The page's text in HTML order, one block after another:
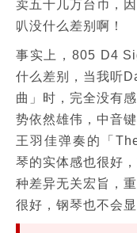
卖五十几万台币，
叭没什么差别啊！
事实上，805 D4
什么差别，当我听
曲」时，完全没有
势依然雄伟，中音
王羽佳弹奏的「
琴的实体感也很好
种差异无关宏旨，
很好，钢琴也不会